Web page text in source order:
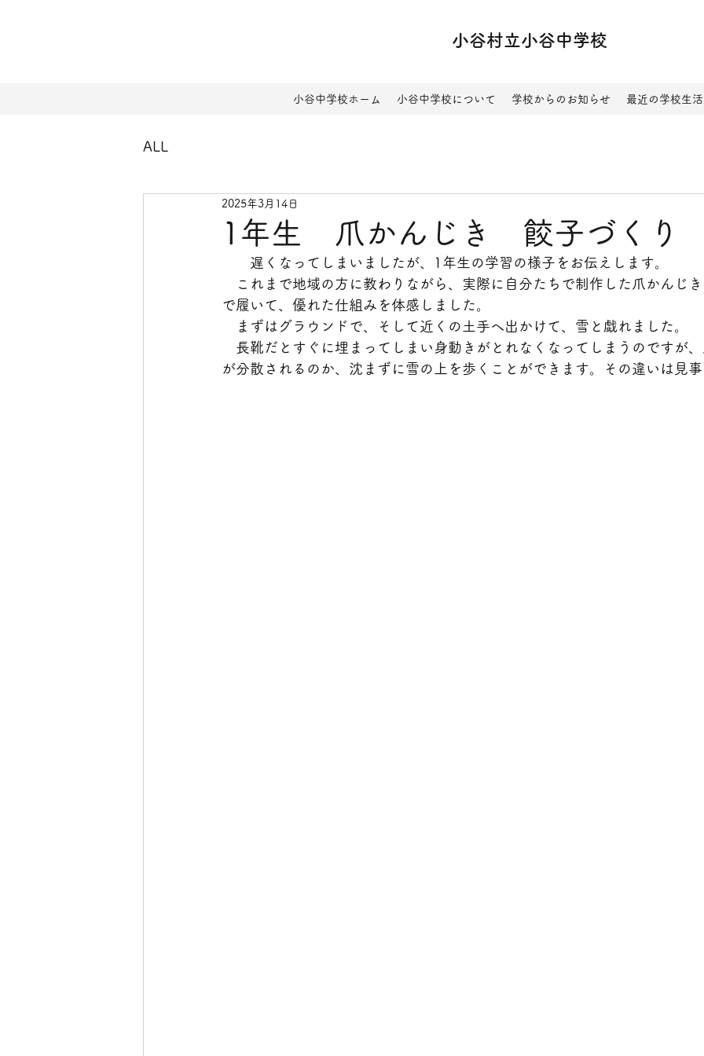
小谷村立小谷中学校
小谷中学校ホーム 小谷中学校について 学校からのお知らせ 最近の学校生活
ALL
1年生 爪かんじき 餃子づくり
2025年3月14日
遅くなってしまいましたが、1年生の学習の様子をお伝えします。
これまで地域の方に教わりながら、実際に自分たちで制作した爪かんじ
で履いて、優れた仕組みを体感しました。
まずはグラウンドで、そして近くの土手へ出かけて、雪と戯れました。
長靴だとすぐに埋まってしまい身動きがとれなくなってしまうのですが
が分散されるのか、沈まずに雪の上を歩くことができます。その違いは見